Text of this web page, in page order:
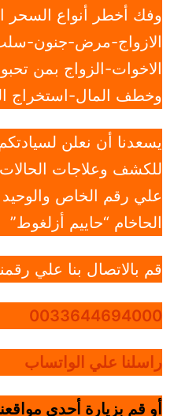
وفك أخطر أنواع السحر
الازواج-مرض-جنون-
الاخوات-الزواج بمن
وخطف المال-استخراج
يسعدنا أن نعلن
للكشف وعلاجات
علي رقم الخاص والوحيد
الحاخام “حاييم أزلغوط”
قم بالاتصال بنا علي
0033644694000
راسلنا علي الواتساب
أو قم بزيارة أحدي